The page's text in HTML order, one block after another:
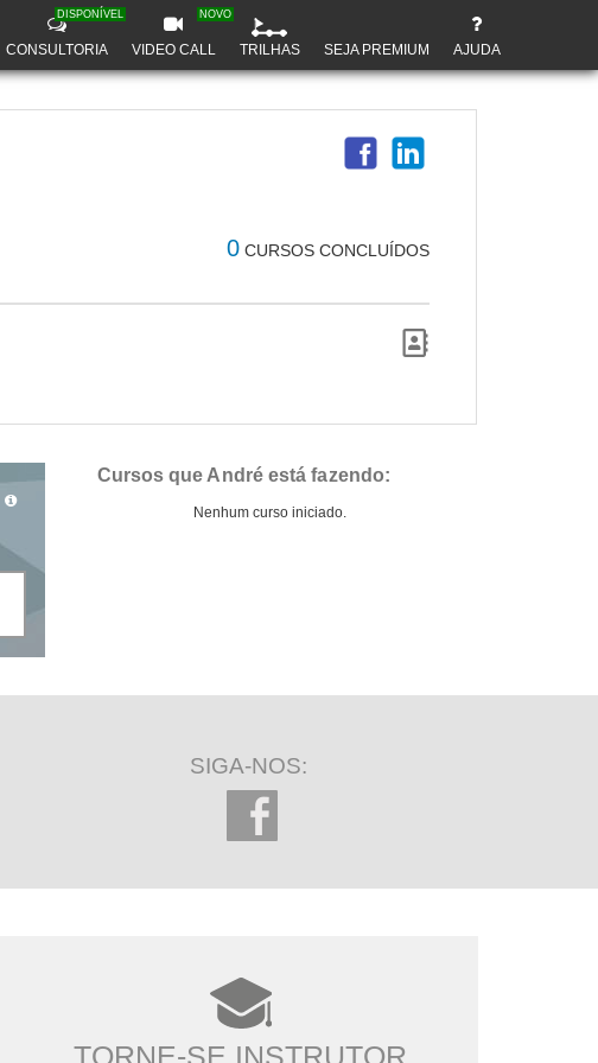
CONSULTORIA
DISPONÍVEL
VIDEO CALL
NOVO
TRILHAS SEJA PREMIUM AJUDA
0 CURSOS CONCLUÍDOS
Cursos que André está fazendo:
Nenhum curso iniciado.
SIGA-NOS:
TORNE-SE INSTRUTOR